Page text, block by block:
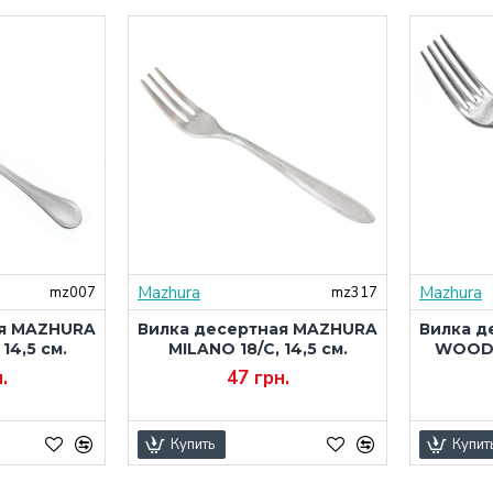
mz007
MAZHURA
14,5 см.
Mazhura
mz317
Вилка десертная MAZHURA
MILANO 18/C, 14,5 см.
47 грн.
Купить
Mazhura
Вилка